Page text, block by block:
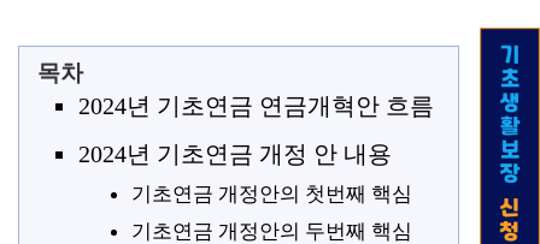
목차
2024년 기초연금 연금개혁안 흐름
2024년 기초연금 개정 안 내용
기초연금 개정안의 첫번째 핵심
기초연금 개정안의 두번째 핵심